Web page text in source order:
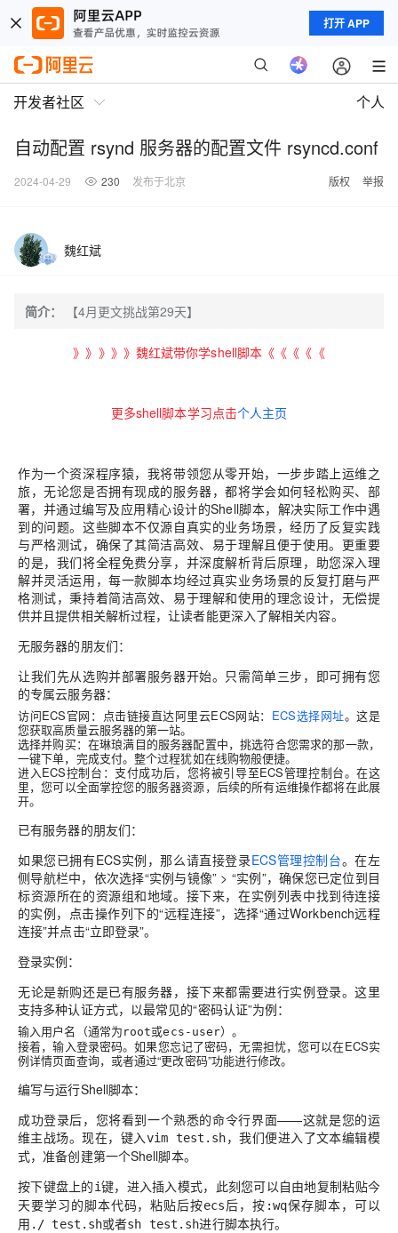
打开 APP
开发者社区 个人
自动配置 rsynd 服务器的配置文件 rsyncd.conf
2024-04-29 230 发布于北京 版权 举报
魏红斌
简介： 【4月更文挑战第29天】
》》》》》魏红斌带你学shell脚本《《《《《
更多shell脚本学习点击个人主页
作为一个资深程序猿，我将带领您从零开始，一步步踏上运维之
旅，无论您是否拥有现成的服务器，都将学会如何轻松购买、部
署，并通过编写及应用精心设计的Shell脚本，解决实际工作中遇
到的问题。这些脚本不仅源自真实的业务场景，经历了反复实践
与严格测试，确保了其简洁高效、易于理解且便于使用。更重要
的是，我们将全程免费分享，并深度解析背后原理，助您深入理
解并灵活运用，每一款脚本均经过真实业务场景的反复打磨与严
格测试，秉持着简洁高效、易于理解和使用的理念设计，无偿提
供并且提供相关解析过程，让读者能更深入了解相关内容。
无服务器的朋友们：
让我们先从选购并部署服务器开始。只需简单三步，即可拥有您
的专属云服务器：
访问ECS官网 ：点击链接直达阿里云ECS网站： ECS选择网址。这是
您获取高质量云服务器的第一站。
选择并购买：在琳琅满目的服务器配置中，挑选符合您需求的那一款，
一键下单，完成支付。整个过程犹如在线购物般便捷。
进入ECS控制台 ：支付成功后，您将被引导至ECS管理控制台。在这
里，您可以全面掌控您的服务器资源，后续的所有运维操作都将在此展
开。
已有服务器的朋友们：
如果您已拥有ECS实例，那么请直接登录ECS管理控制台。在左
侧导航栏中，依次选择“实例与镜像” > “实例”，确保您已定位到目
标资源所在的资源组和地域。接下来，在实例列表中找到待连接
的实例，点击操作列下的“远程连接”，选择“通过Workbench远程
连接”并点击“立即登录”。
登录实例：
无论是新购还是已有服务器，接下来都需要进行实例登录。这里
支持多种认证方式，以最常见的“密码认证”为例：
输入用户名（通常为 root或ecs-user）。
接着，输入登录密码。如果您忘记了密码，无需担忧，您可以在ECS实
例详情页面查询，或者通过“更改密码”功能进行修改。
编写与运行Shell脚本：
成功登录后，您将看到一个熟悉的命令行界面——这就是您的运
维主战场。现在，键入vim test.sh，我们便进入了文本编辑模
式，准备创建第一个Shell脚本。
按下键盘上的i键，进入插入模式，此刻您可以自由地复制粘贴今
天要学习的脚本代码，粘贴后按ecs后，按 :wq保存脚本，可以
用 ./ test.sh或者sh test.sh进行脚本执行。